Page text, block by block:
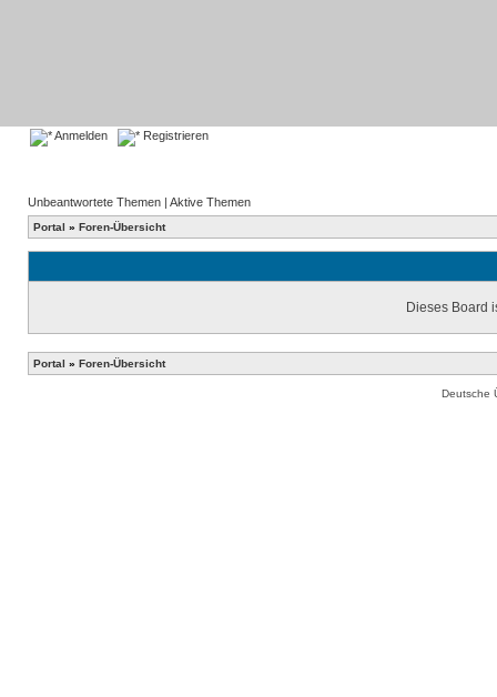
Anmelden Registrieren
Unbeantwortete Themen | Aktive Themen
Portal » Foren-Übersicht
Dieses Board
Portal » Foren-Übersicht
Deutsche